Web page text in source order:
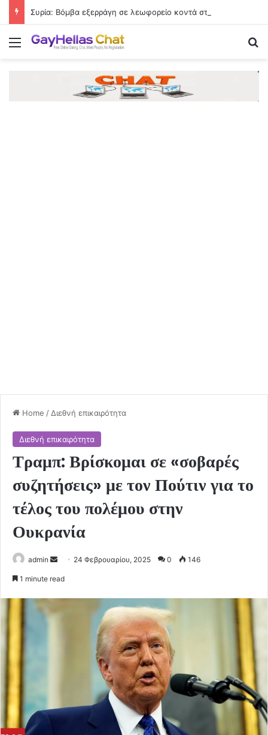
Menu
Home / Διεθνή επικαιρότητα
Διεθνή επικαιρότητα
Τραμπ: Βρίσκομαι σε «σοβαρές
συζητήσεις» με τον Πούτιν για το
τέλος του πολέμου στην
Ουκρανία
admin
Send 24 Φεβρουαρίου, 2025 0 146
1 minute read